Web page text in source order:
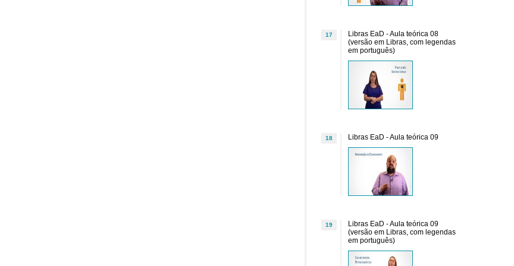
17
Libras EaD - Aula teórica 08
(versão em Libras, com legendas
em português)
18 Libras EaD - Aula teórica 09
19
Libras EaD - Aula teórica 09
(versão em Libras, com legendas
em português)